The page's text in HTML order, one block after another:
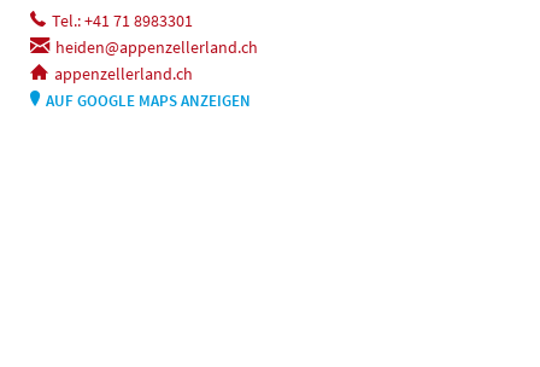
Tel.: +41 71 8983301
heiden@appenzellerland.ch
appenzellerland.ch
AUF GOOGLE MAPS ANZEIGEN